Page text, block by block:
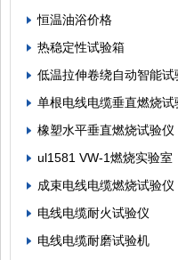
恒温油浴价格
热稳定性试验箱
低温拉伸卷绕自动智能试
单根电线电缆垂直燃烧试
橡塑水平垂直燃烧试验仪
ul1581 VW-1燃烧实验室
成束电线电缆燃烧试验仪
电线电缆耐火试验仪
电线电缆耐磨试验机